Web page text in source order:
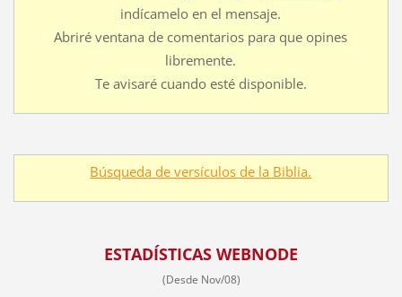
indícamelo en el mensaje.
Abriré ventana de comentarios para que opines
libremente.
Te avisaré cuando esté disponible.
Búsqueda de versículos de la Biblia.
ESTADÍSTICAS WEBNODE
(Desde Nov/08)